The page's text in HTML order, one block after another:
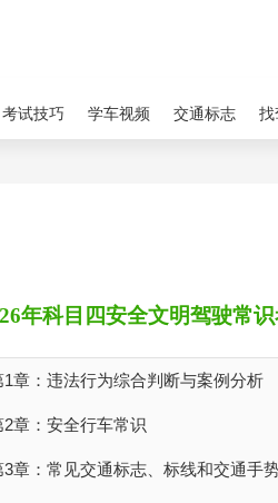
考试技巧 学车视频 交通标志 找
年科目四安全文明驾驶常
1章：违法行为综合判断与案例分析
2章：安全行车常识
3章：常见交通标志、标线和交通手